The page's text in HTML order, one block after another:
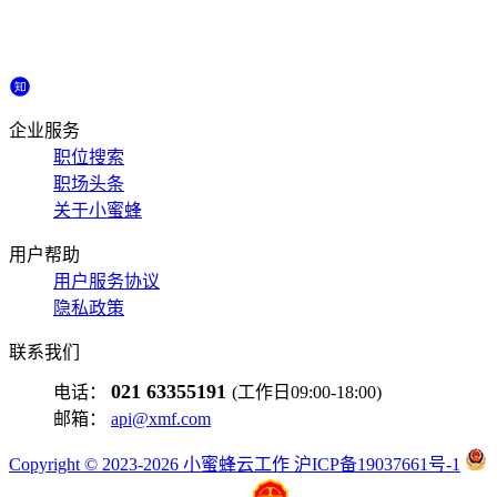
企业服务
职位搜索
职场头条
关于小蜜蜂
用户帮助
用户服务协议
隐私政策
联系我们
电话： 021 63355191 (工作日09:00-18:00)
邮箱： api@xmf.com
Copyright © 2023-2026 小蜜蜂云工作 沪ICP备19037661号-1